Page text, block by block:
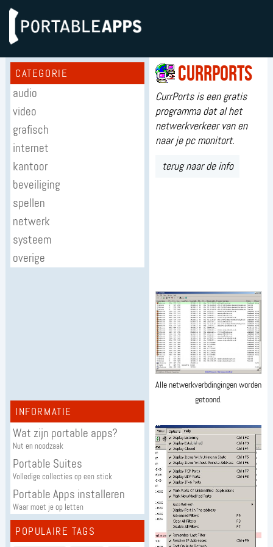
CATEGORIE
audio
video
grafisch
internet
kantoor
beveiliging
spellen
netwerk
systeem
overige
INFORMATIE
Wat zijn portable apps?
Nut en noodzaak
Portable Suites
Volledige collecties op een stick
Portable Apps installeren
Waar moet je op letten
POPULAIRE TAGS
Currports
CurrPorts is een gratis
programma dat al het
netwerkverkeer van en
naar je pc monitort.
terug naar de info
Alle netwerkverbdingingen worden
getoond.